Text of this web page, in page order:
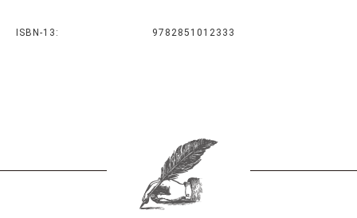
ISBN-13: 9782851012333